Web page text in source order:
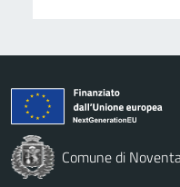
Comune di